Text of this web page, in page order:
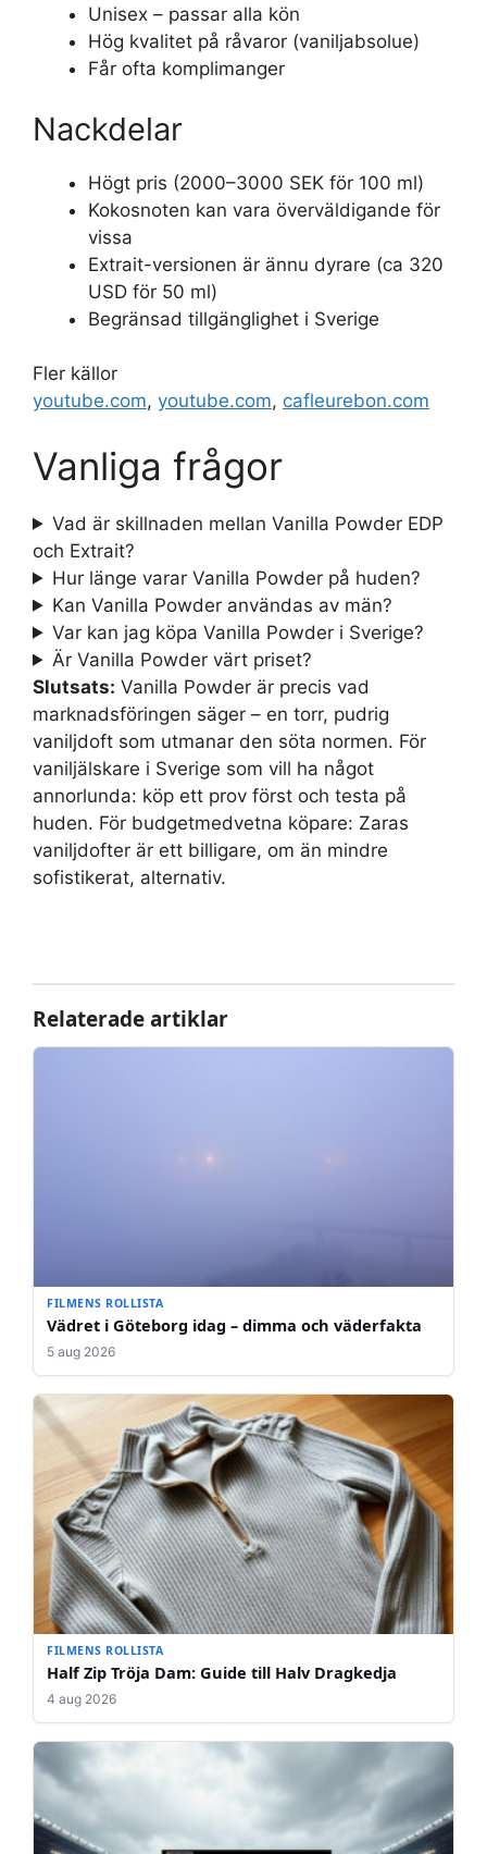
Unisex – passar alla kön
Hög kvalitet på råvaror (vaniljabsolue)
Får ofta komplimanger
Nackdelar
Högt pris (2000–3000 SEK för 100 ml)
Kokosnoten kan vara överväldigande för
vissa
Extrait-versionen är ännu dyrare (ca 320
USD för 50 ml)
Begränsad tillgänglighet i Sverige
Fler källor
youtube.com, youtube.com, cafleurebon.com
Vanliga frågor
Vad är skillnaden mellan Vanilla Powder EDP
och Extrait?
Hur länge varar Vanilla Powder på huden?
Kan Vanilla Powder användas av män?
Var kan jag köpa Vanilla Powder i Sverige?
Är Vanilla Powder värt priset?
Slutsats: Vanilla Powder är precis vad
marknadsföringen säger – en torr, pudrig
vaniljdoft som utmanar den söta normen. För
vaniljälskare i Sverige som vill ha något
annorlunda: köp ett prov först och testa på
huden. För budgetmedvetna köpare: Zaras
vaniljdofter är ett billigare, om än mindre
sofistikerat, alternativ.
Relaterade artiklar
FILMENS ROLLISTA
Vädret i Göteborg idag – dimma och väderfakta
5 aug 2026
FILMENS ROLLISTA
Half Zip Tröja Dam: Guide till Halv Dragkedja
4 aug 2026